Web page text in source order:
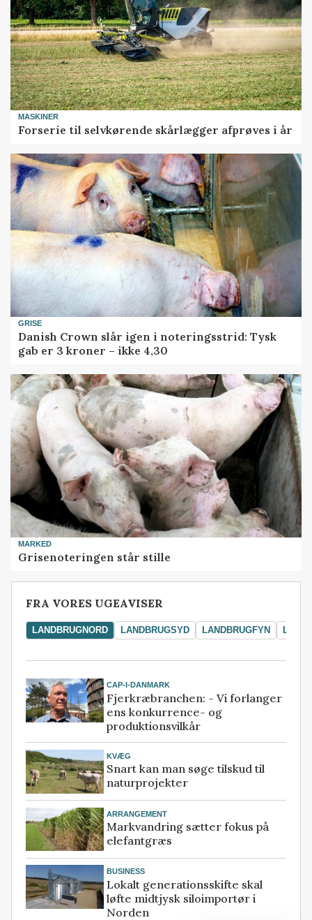
MASKINER
Forserie til selvkørende skårlægger afprøves i år
GRISE
Danish Crown slår igen i noteringsstrid: Tysk
gab er 3 kroner – ikke 4,30
MARKED
Grisenoteringen står stille
FRA VORES UGEAVISER
LANDBRUGNORD LANDBRUGSYD LANDBRUGFYN
CAP-I-DANMARK
Fjerkræbranchen: - Vi forlanger
ens konkurrence- og
produktionsvilkår
KVÆG
Snart kan man søge tilskud til
naturprojekter
ARRANGEMENT
Markvandring sætter fokus på
elefantgræs
BUSINESS
Lokalt generationsskifte skal
løfte midtjysk siloimportør i
Norden